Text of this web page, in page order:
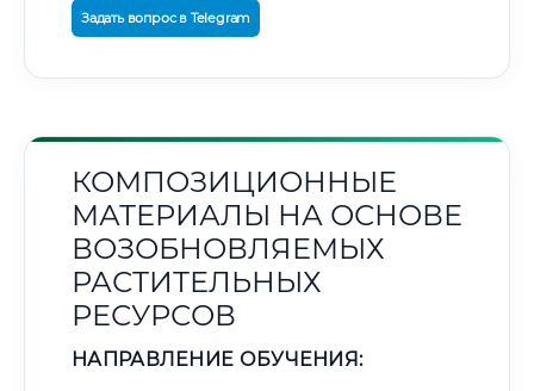
Задать вопрос в Telegram
КОМПОЗИЦИОННЫЕ
МАТЕРИАЛЫ НА ОСНОВЕ
ВОЗОБНОВЛЯЕМЫХ
РАСТИТЕЛЬНЫХ
РЕСУРСОВ
НАПРАВЛЕНИЕ ОБУЧЕНИЯ: